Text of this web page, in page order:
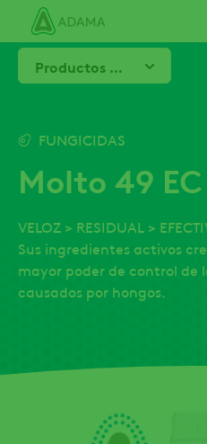
contenido
principalProductos relacionados
FUNGICIDAS
Molto 49 EC
VELOZ > RESIDUAL >
Sus ingredientes activos
mayor poder de control de
causados por hongos.